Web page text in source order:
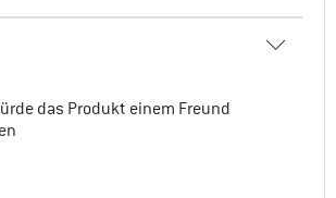
das Produkt einem Freund